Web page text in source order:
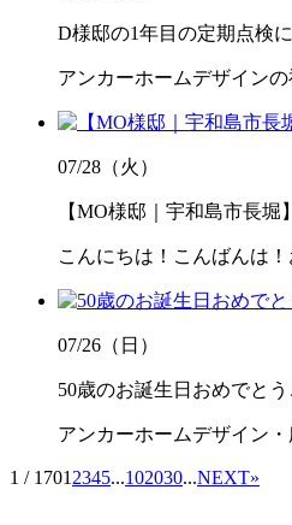
D様邸の1年目の定期点検
アンカーホームデザイン
07/28（火）
【MO様邸｜宇和島市長
こんにちは！こんばんは
07/26（日）
50歳のお誕生日おめでとう
アンカーホームデザイン
1 / 1701 2345...102030...NEXT»